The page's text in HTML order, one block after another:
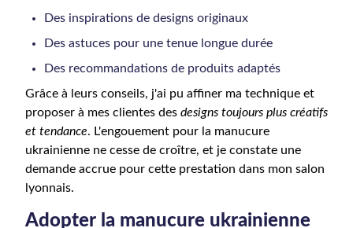
Des inspirations de designs originaux
Des astuces pour une tenue longue durée
Des recommandations de produits adaptés
Grâce à leurs conseils, j'ai pu affiner ma technique et
proposer à mes clientes des designs toujours plus créatifs
et tendance. L'engouement pour la manucure
ukrainienne ne cesse de croître, et je constate une
demande accrue pour cette prestation dans mon salon
lyonnais.
Adopter la manucure ukrainienne